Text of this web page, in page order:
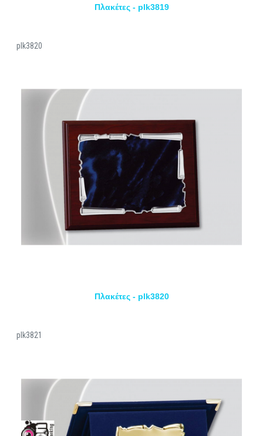
Πλακέτες - plk3819
plk3820
Πλακέτες - plk3820
plk3821